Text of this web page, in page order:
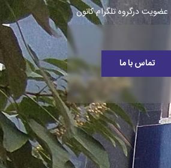
عضویت درگروه تلگرام کانون
تماس با ما